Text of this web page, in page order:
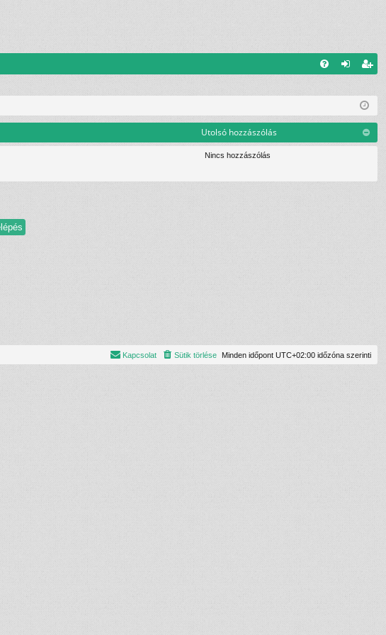
is
ztr
ác
Utolsó hozzászólás
Nincs hozzászólás
Minden időpont UTC+02:00 időzóna szerinti
Sütik törlése
Kapcsolat